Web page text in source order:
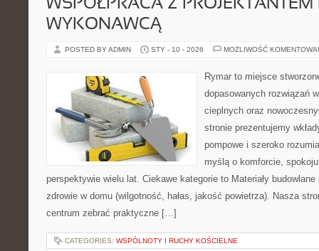
WSPÓŁPRACA Z PROJEKTANTEM
WYKONAWCĄ
POSTED BY ADMIN STY - 10 - 2026 MOŻLIWOŚĆ
Rymar to miejsce
dopasowanych rozwiązań
cieplnych oraz
stronie prezentujemy
pompowe i szeroko
myślą o komforcie,
perspektywie wielu lat. Ciekawe kategorie to Materiały
zdrowie w domu (wilgotność, hałas, jakość powietrza). Nasza
centrum zebrać praktyczne […]
CATEGORIES: WSPÓLNOTY I RUCHY KOŚCIELNE